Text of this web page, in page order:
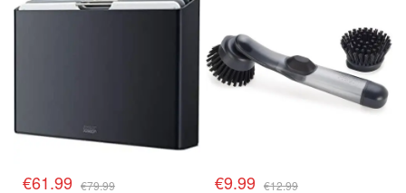
€61.99 €79.99 €9.99 €12.99